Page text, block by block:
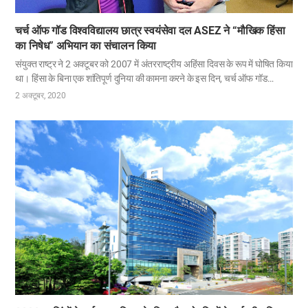
चर्च ऑफ गॉड विश्वविद्यालय छात्र स्वयंसेवा दल ASEZ ने “मौखिक हिंसा
का निषेध” अभियान का संचालन किया
संयुक्त राष्ट्र ने 2 अक्टूबर को 2007 में अंतरराष्ट्रीय अहिंसा दिवस के रूप में घोषित किया
था। हिंसा के बिना एक शांतिपूर्ण दुनिया की कामना करने के इस दिन, चर्च ऑफ गॉड
विश्वविद्यालय छात्र स्वयंसेवा दल ASEZ ने दुनिया भर में “मौखिक हिंसा का निषेध”
“शब्द तलवार से अधिक शक्तिशाली होते हैं” इसके नारे के तहत मौखिक हिंसा की गंभीरता
को बढ़ावा देने और सही भाषा संस्कृति का नेतृत्व करने के इरादे से शुरू हुआ। कोरिया में दस
लाख से अधिक प्राथमिक, मिडिल और हाई स्कूल के छात्रों के बीच 2019 में किए गए एक
स्कूल हिंसा सर्वेक्षण के अनुसार, मौखिक हिंसा को सबसे सामान्य…
2 अक्टूबर, 2020